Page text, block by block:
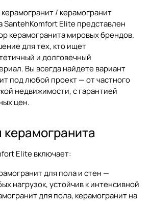
керамогранит / керамогранит
SantehKomfort Elite представлен
керамогранитамировых брендов.
для тех, кто ищет
и долговечный
Вы всегда найдете вариант
под любой проект — от частного
недвижимости, с гарантией
цен.
Elite включает:
для пола и стен —
нагрузок, устойчив к интенсивной
для пола, керамогранит на